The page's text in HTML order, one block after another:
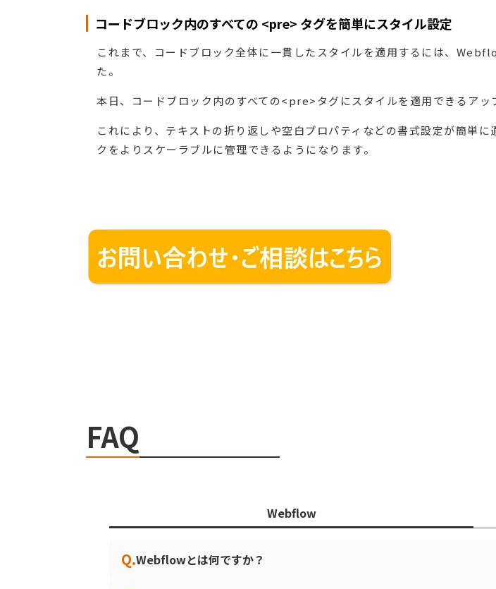
コードブロック内のすべての <pre> タグを簡単にスタイル設定
これまで、コードブロック全体に一貫したスタイルを適用するには、
た。
本日、コードブロック内のすべての<pre>タグにスタイルを適用できるアッ
これにより、テキストの折り返しや空白プロパティなどの書式設定が簡単
クをよりスケーラブルに管理できるようになります。
FAQ
Webflow
Q.Webflowとは何ですか？